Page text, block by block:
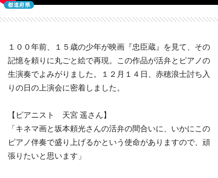
都道府県
１００年前、１５歳の少年が映画『忠臣蔵』を見て、その
記憶を頼りに丸ごと絵で再現。この作品が活弁とピアノの
生演奏でよみがりました。１２月１４日、赤穂浪士討ち入
りの日の上演会に密着しました。
【ピアニスト 天宮 遥さん】
「キネマ画と坂本頼光さんの活弁の間合いに、いかにこの
ピアノ伴奏で盛り上げるかという使命がありますので、頑
張りたいと思います」